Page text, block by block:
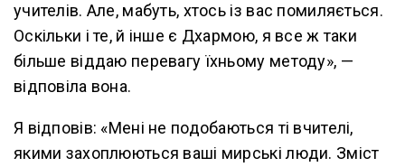
учителів. Але, мабуть, хтось із вас помиляється.
Оскільки і те, й інше є Дхармою, я все ж таки
більше віддаю перевагу їхньому методу», —
відповіла вона.
Я відповів: «Мені не подобаються ті вчителі,
якими захоплюються ваші мирські люди. Зміст